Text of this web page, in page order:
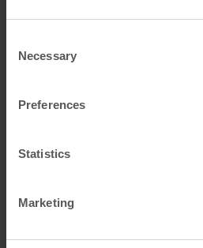
Selection
Necessary
Preferences
Statistics
Marketing
Farbe
Art des Ziegels